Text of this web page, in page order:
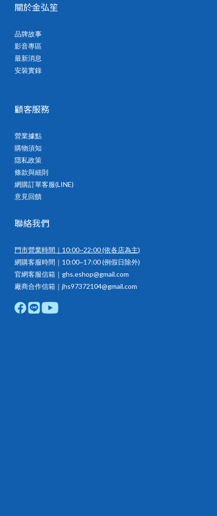
關於金弘笙
品牌故事
影音專區
最新消息
安裝實錄
顧客服務
營業據點
購物須知
隱私政策
條款與細則
網購訂單客服(LINE)
意見回饋
聯絡我們
門市營業時間｜10:00~22:00(依各店為主)
網購客服時間｜10:00~17:00 (例假日除外)
官網客服信箱｜ghs.eshop@gmail.com
廠商合作信箱｜jhs97372104@gmail.com